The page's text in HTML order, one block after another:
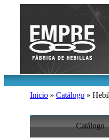
Inicio » Catálogo »
Catálogo